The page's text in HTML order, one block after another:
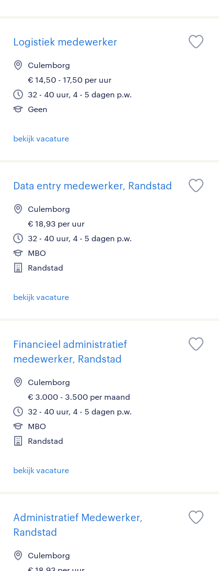
Logistiek medewerker
Culemborg
€ 14,50 - 17,50 per uur
32 - 40 uur, 4 - 5 dagen p.w.
Geen
bekijk vacature
Data entry medewerker, Randstad
Culemborg
€ 18,93 per uur
32 - 40 uur, 4 - 5 dagen p.w.
MBO
Randstad
bekijk vacature
Financieel administratief
medewerker, Randstad
Culemborg
€ 3.000 - 3.500 per maand
32 - 40 uur, 4 - 5 dagen p.w.
MBO
Randstad
bekijk vacature
Administratief Medewerker,
Randstad
Culemborg